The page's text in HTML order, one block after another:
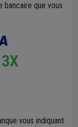
bancaire que vous
vous indiquant